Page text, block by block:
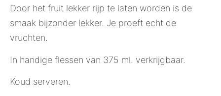
Door het fruit lekker rijp te laten worden is de
smaak bijzonder lekker. Je proeft echt de
vruchten.
In handige flessen van 375 ml. verkrijgbaar.
Koud serveren.